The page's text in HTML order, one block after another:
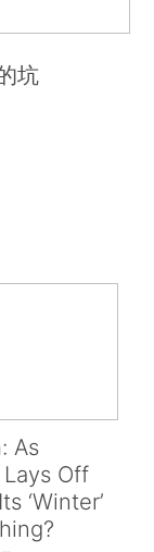
坑
As
Off
‘Winter’